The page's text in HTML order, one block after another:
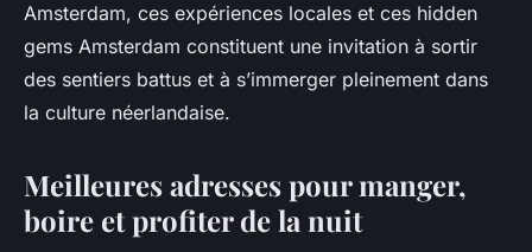
Amsterdam, ces expériences locales et ces hidden
gems Amsterdam constituent une invitation à sortir
des sentiers battus et à s’immerger pleinement dans
la culture néerlandaise.
Meilleures adresses pour manger,
boire et profiter de la nuit